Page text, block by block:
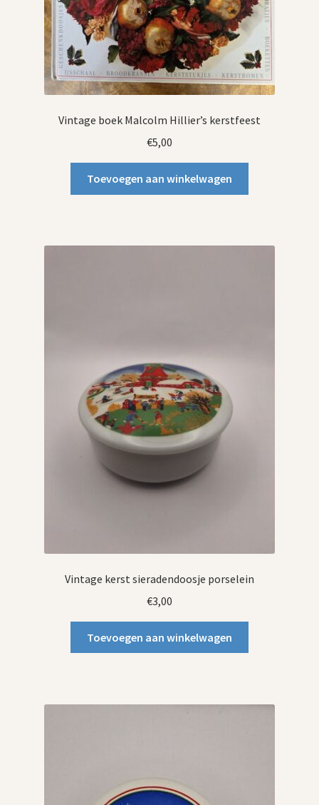
Vintage boek Malcolm Hillier’s kerstfeest
€5,00
Toevoegen aan winkelwagen
Vintage kerst sieradendoosje porselein
€3,00
Toevoegen aan winkelwagen